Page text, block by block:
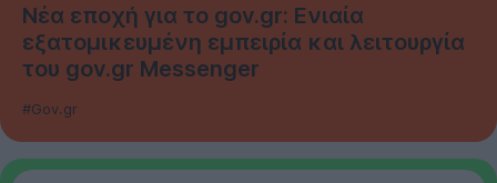
Νέα εποχή για το gov.gr: Ενιαία
εξατομικευμένη εμπειρία και λειτουργία
του gov.gr Messenger
#Gov.gr